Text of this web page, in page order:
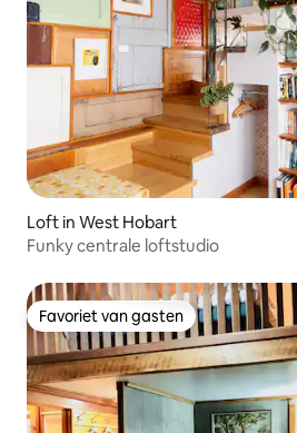
Loft in West Hobart
Funky centrale loftstudio
Favoriet van gasten
Favoriet van gasten